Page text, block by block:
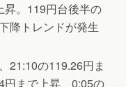
昇。119円台後半の
降トレンドが発生
21:10の119.26円ま
円まで上昇、0:05の